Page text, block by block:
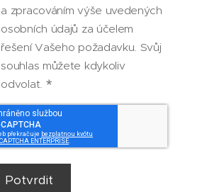
a zpracováním výše uvedených
osobních údajů za účelem
řešení Vašeho požadavku. Svůj
souhlas můžete kdykoliv
odvolat.
Potvrdit